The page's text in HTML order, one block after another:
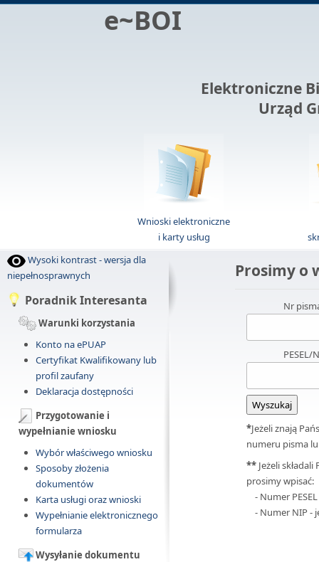
e~BOI
Elektroniczne
Urząd
Wnioski elektroniczne
i karty usług
Wysoki kontrast - wersja dla
niepełnosprawnych
Poradnik Interesanta
Warunki korzystania
Konto na ePUAP
Certyfikat Kwalifikowany lub
profil zaufany
Deklaracja dostępności
Przygotowanie i
wypełnianie wniosku
Wybór właściwego wniosku
Sposoby złożenia
dokumentów
Karta usługi oraz wnioski
Wypełnianie elektronicznego
formularza
Wysyłanie dokumentu
Prosimy o
Nr
*Jeżeli znają
numeru pisma
** Jeżeli
prosimy wpisać:
- Numer
- Numer NIP -